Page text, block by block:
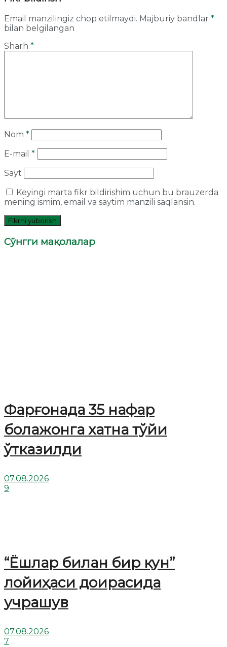
Email manzilingiz chop etilmaydi. Majburiy bandlar *
bilan belgilangan
Sharh *
Nom *
E-mail *
Sayt
Keyingi marta fikr bildirishim uchun bu brauzerda
mening ismim, email va saytim manzili saqlansin.
Сўнгги мақолалар
Фарғонада 35 нафар
болажонга хатна тўйи
ўтказилди
07.08.2026
9
“Ёшлар билан бир кун”
лойиҳаси доирасида
учрашув
07.08.2026
7